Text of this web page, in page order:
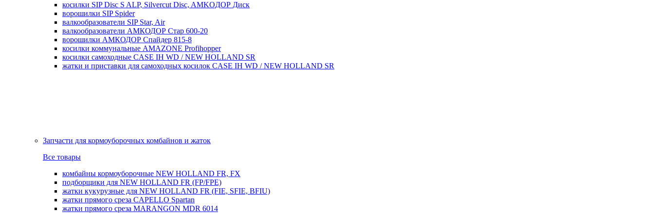
косилки SIP Disc S ALP, Silvercut Disc, AMKOДОР Диск
ворошилки SIP Spider
валкообразователи SIP Star, Air
валкообразователи АМКОДОР Стар 600-20
ворошилки АМКОДОР Спайдер 815-8
косилки коммунальные AMAZONE Profihopper
косилки самоходные CASE IH WD / NEW HOLLAND SR
жатки и приставки для самоходных косилок CASE IH WD / NEW HOLLAND SR
Запчасти для кормоуборочных комбайнов и жаток
Все товары
комбайны кормоуборочные NEW HOLLAND FR, FX
подборщики для NEW HOLLAND FR (FP/FPE)
жатки кукурузные для NEW HOLLAND FR (FIE, SFIE, BFIU)
жатки прямого среза CAPELLO Spartan
жатки прямого среза MARANGON MDR 6014